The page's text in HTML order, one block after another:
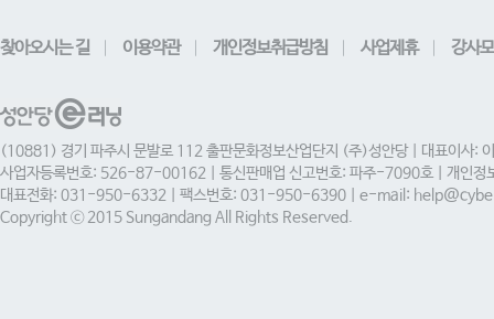
찾아오시는 길 이용약관 개인정보취급방침 사업제휴 강사
(10881) 경기 파주시 문발로 112 출판문화정보산업단지 (주)성안당 | 대표이사:
사업자등록번호: 526-87-00162 | 통신판매업 신고번호: 파주-7090호 | 개인정
대표전화: 031-950-6332 | 팩스번호: 031-950-6390 | e-mail:
Copyright ⓒ 2015 Sungandang All Rights Reserved.